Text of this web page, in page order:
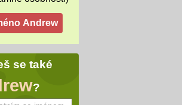
se také
?